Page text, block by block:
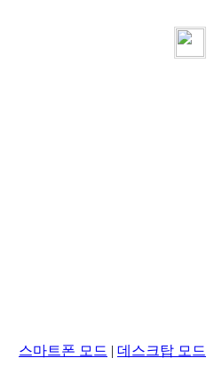
스마트폰 모드 | 데스크탑 모드